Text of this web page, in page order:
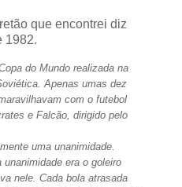
que encontrei diz
1982.
do Mundo realizada na
Apenas umas dez
com o futebol
e Falcão, dirigido pelo
uma unanimidade.
era o goleiro
nele. Cada bola atrasada